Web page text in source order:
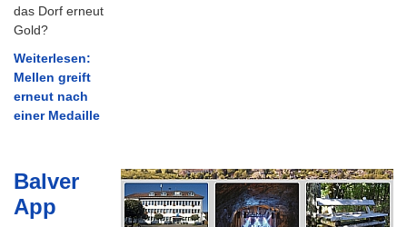
das Dorf erneut
Gold?
Weiterlesen:
Mellen greift
erneut nach
einer Medaille
Balver
App